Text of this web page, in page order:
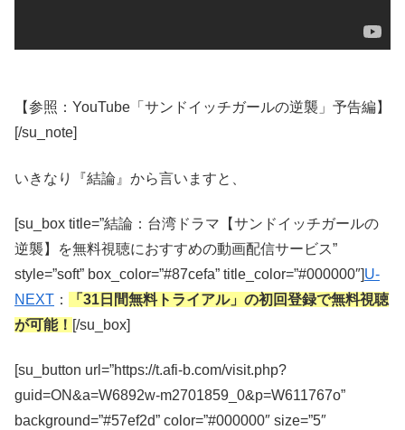
【参照：YouTube「サンドイッチガールの逆襲」予告編】
[/su_note]
いきなり『結論』から言いますと、
[su_box title=”結論：台湾ドラマ【サンドイッチガールの
逆襲】を無料視聴におすすめの動画配信サービス”
style=”soft” box_color=”#87cefa” title_color=”#000000″]U-
NEXT ：
「31日間無料トライアル」の初回登録で無料視聴
が可能！ [/su_box]
[su_button url=”https://t.afi-b.com/visit.php?
guid=ON&a=W6892w-m2701859_0&p=W611767o”
background=”#57ef2d” color=”#000000″ size=”5″